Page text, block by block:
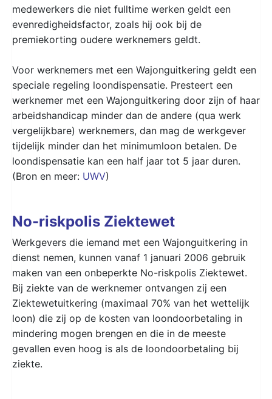
medewerkers die niet fulltime werken geldt een
evenredigheidsfactor, zoals hij ook bij de
premiekorting oudere werknemers geldt.
Voor werknemers met een Wajonguitkering geldt een
speciale regeling loondispensatie. Presteert een
werknemer met een Wajonguitkering door zijn of haar
arbeidshandicap minder dan de andere (qua werk
vergelijkbare) werknemers, dan mag de werkgever
tijdelijk minder dan het minimumloon betalen. De
loondispensatie kan een half jaar tot 5 jaar duren.
(Bron en meer: UWV)
No-riskpolis Ziektewet
Werkgevers die iemand met een Wajonguitkering in
dienst nemen, kunnen vanaf 1 januari 2006 gebruik
maken van een onbeperkte No-riskpolis Ziektewet.
Bij ziekte van de werknemer ontvangen zij een
Ziektewetuitkering (maximaal 70% van het wettelijk
loon) die zij op de kosten van loondoorbetaling in
mindering mogen brengen en die in de meeste
gevallen even hoog is als de loondoorbetaling bij
ziekte.